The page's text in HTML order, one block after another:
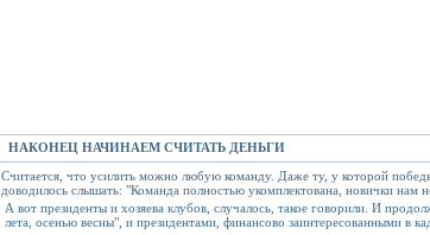
НАКОНЕЦ НАЧИНАЕМ СЧИТАТЬ ДЕНЬГИ
Считается, что усилить можно любую команду. Даже ту, у которой
доводилось слышать: "Команда полностью укомплектована, новички нам
А вот президенты и хозяева клубов, случалось, такое говорили. И
лета, осенью весны", и президентами, финансово заинтересованными в